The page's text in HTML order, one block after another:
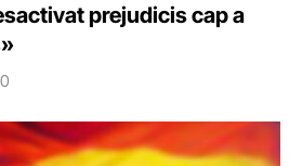
prejudicis cap a